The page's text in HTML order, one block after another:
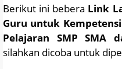
Berikut ini bebera Link
Guru untuk
Pelajaran SMP SMA
silahkan dicoba untuk